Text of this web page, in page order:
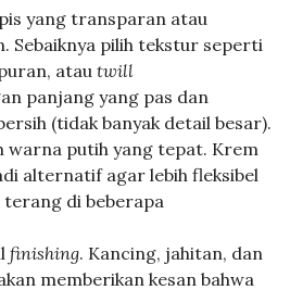
yang transparan atau
Sebaiknya pilih tekstur seperti
atau twill
panjang yang pas dan
(tidak banyak detail besar).
warna putih yang tepat. Krem
alternatif agar lebih fleksibel
di beberapa
finishing. Kancing, jahitan, dan
memberikan kesan bahwa